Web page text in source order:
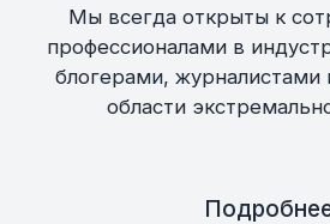
Мы всегда открыты к
профессионалами в
блогерами, журналистами
области